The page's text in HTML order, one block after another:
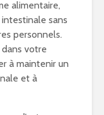
alimentaire,
sans
personnels.
votre
à maintenir un
et à